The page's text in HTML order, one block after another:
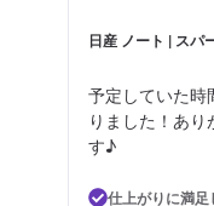
日産 ノート | スパ
予定していた時
りました！あ
す♪
仕上がりに満足